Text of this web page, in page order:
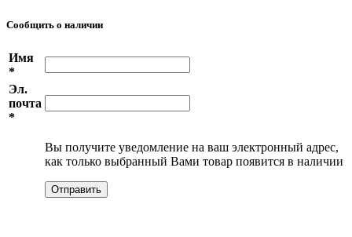
Сообщить о наличии
Имя
*
Эл.
почта
*
Вы получите уведомление на ваш электронный адрес,
как только выбранный Вами товар появится в наличии